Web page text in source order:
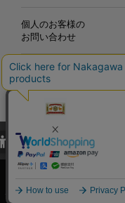
個人のお客様の
お問い合わせ
Copyright©2000-2026
Nakagawa Masashichi Shoten
当サイトでは、当サイト
び利便性向上のためにク
関しては「プライバシーポ
承諾する